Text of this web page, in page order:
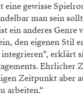
eine gewisse
man sein
ein anderes Genre
den eigenen Stil
erklärt
Ehrlicher
Zeitpunkt aber
arbeiten.“